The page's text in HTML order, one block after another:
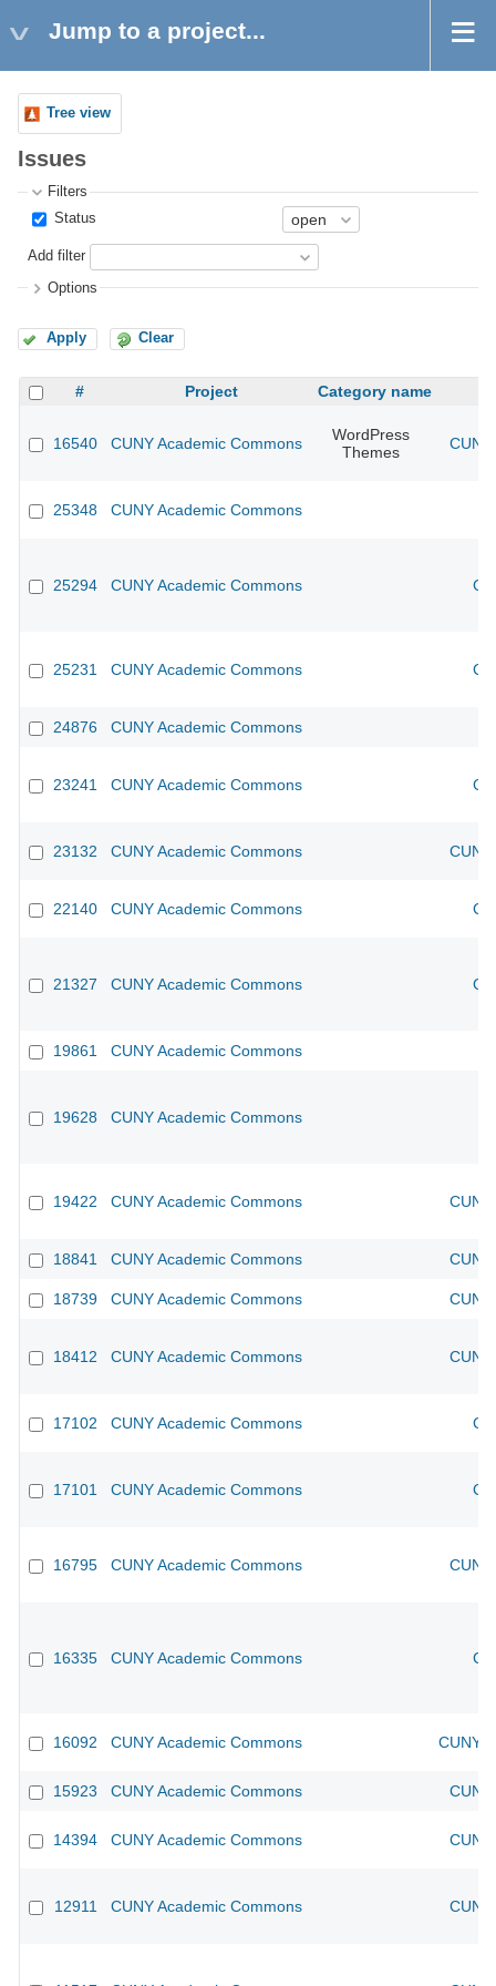
Jump to a project...
Tree view
Issues
Filters
Status
Add filter
Options
Apply Clear
# Project Category name
16540 CUNY Academic Commons
WordPress
Themes
25348 CUNY Academic Commons
25294 CUNY Academic Commons
25231 CUNY Academic Commons
24876 CUNY Academic Commons
23241 CUNY Academic Commons
23132 CUNY Academic Commons
22140 CUNY Academic Commons
21327 CUNY Academic Commons
19861 CUNY Academic Commons
19628 CUNY Academic Commons
19422 CUNY Academic Commons
18841 CUNY Academic Commons
18739 CUNY Academic Commons
18412 CUNY Academic Commons
17102 CUNY Academic Commons
17101 CUNY Academic Commons
16795 CUNY Academic Commons
16335 CUNY Academic Commons
16092 CUNY Academic Commons CUNY
15923 CUNY Academic Commons
14394 CUNY Academic Commons
12911 CUNY Academic Commons